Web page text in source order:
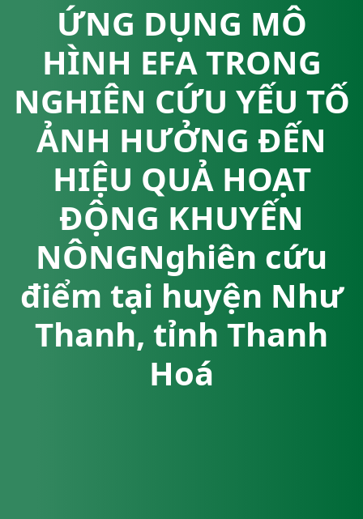
ỨNG DỤNG MÔ
HÌNH EFA TRONG
NGHIÊN CỨU YẾU TỐ
ẢNH HƯỞNG ĐẾN
HIỆU QUẢ HOẠT
ĐỘNG KHUYẾN
NÔNGNghiên cứu
điểm tại huyện Như
Thanh, tỉnh Thanh
Hoá